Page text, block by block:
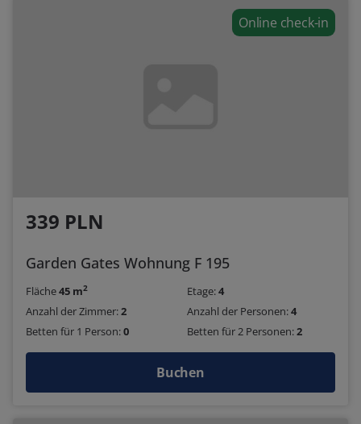
Online check-in
339 PLN
Garden Gates Wohnung F 195
Fläche45 m2 Etage:4
Anzahl der Zimmer:2 Anzahl der Personen:4
Betten für 1 Person:0 Betten für 2 Personen:2
Buchen